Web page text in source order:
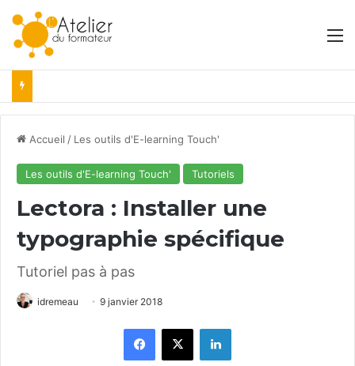
Accueil / Les outils d'E-learning Touch'
Les outils d'E-learning Touch' Tutoriels
Lectora : Installer une
typographie spécifique
Tutoriel pas à pas
idremeau 9 janvier 2018
Facebook
X Linkedin